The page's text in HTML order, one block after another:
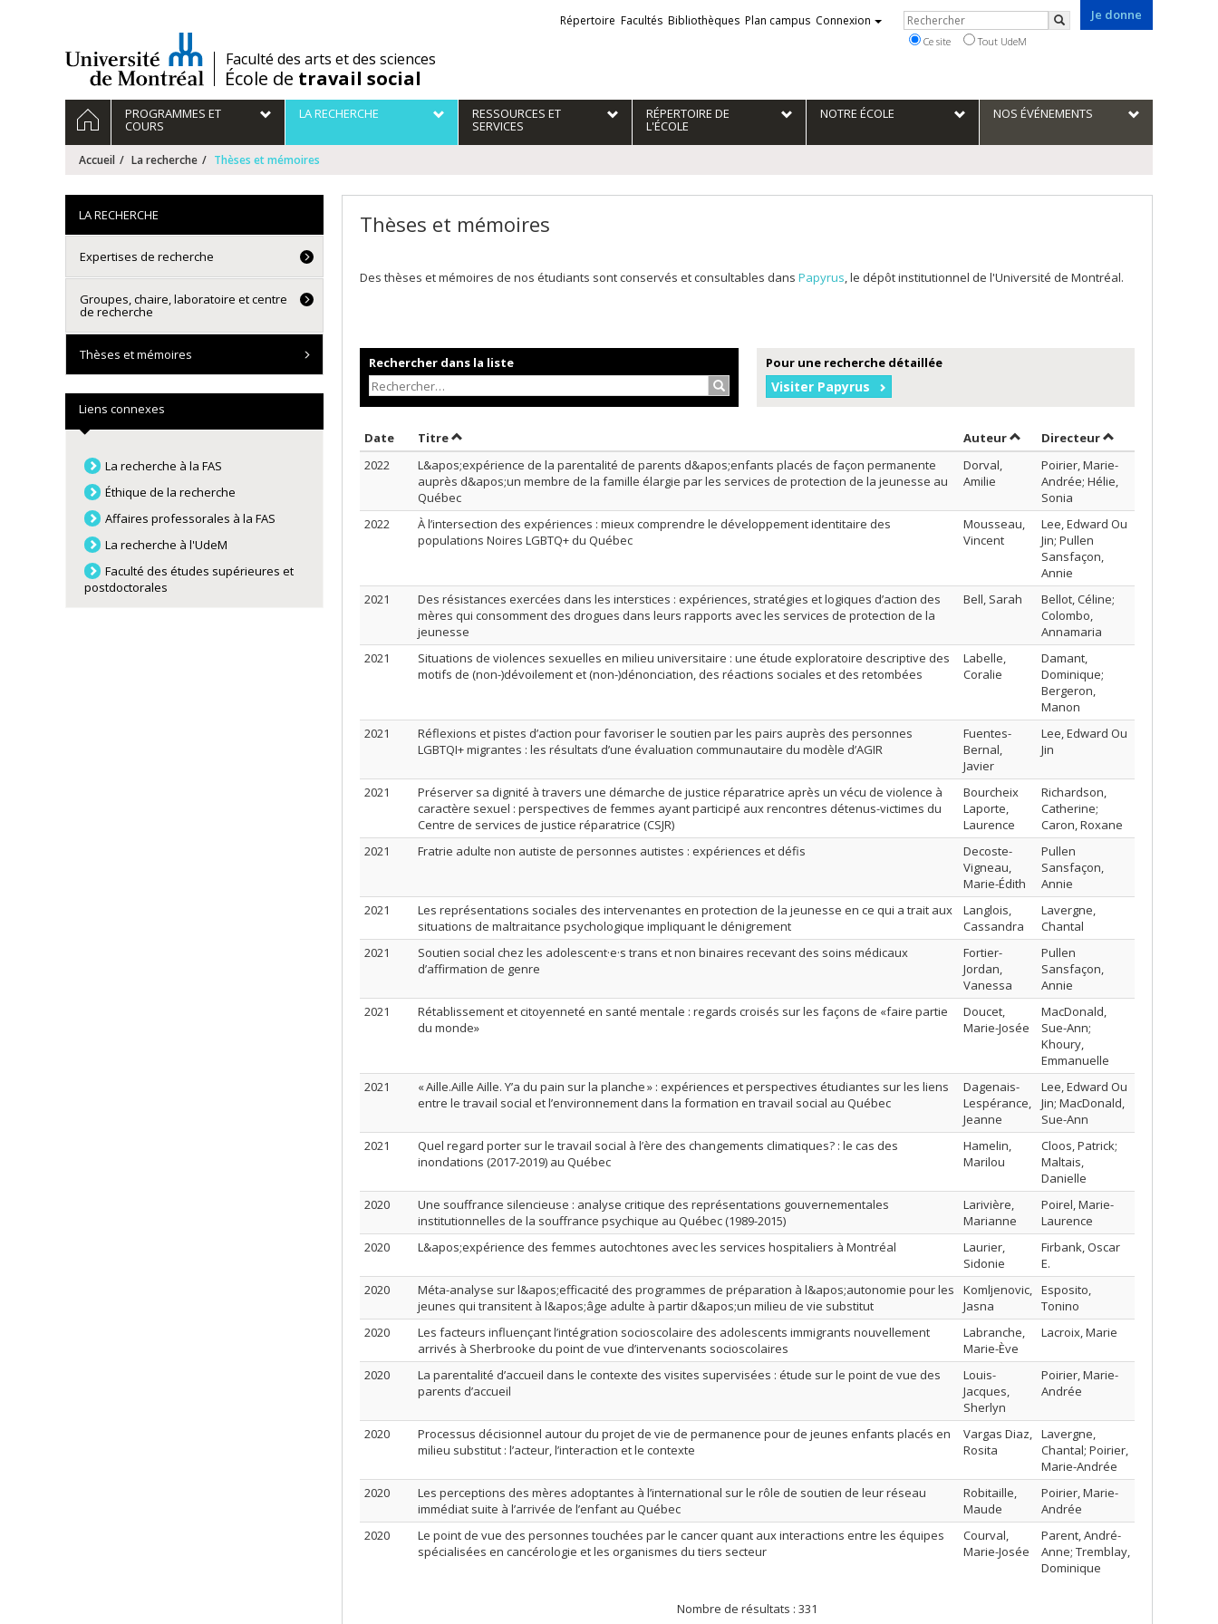
/Faculté des arts et des sciences
École de travail social
Je donne
Liens
externes
Répertoire Facultés Bibliothèques Plan campus Connexion Rechercher
Rechercher
Ce site Tout UdeM
Navigation
principale
ACCUEILPROGRAMMES ET
COURS
LA RECHERCHE RESSOURCES ET
SERVICES
RÉPERTOIRE DE
L'ÉCOLE
NOTRE ÉCOLE NOS ÉVÉNEMENTS
Accueil La recherche Thèses et mémoires
Thèses et mémoires
Des thèses et mémoires de nos étudiants sont conservés et consultables dans Papyrus, le dépôt institutionnel de l'Université de Montréal.
Rechercher dans la liste
Rechercher…
Pour une recherche détaillée
Visiter Papyrus
Date Trier par date en ordre croissant
TitreTrier par titre en ordre croissant AuteurTrier par auteur en ordre
Directeurpar contributeur
2022
L&apos;expérience de la parentalité de parents d&apos;enfants placés de façon permanente
auprès d&apos;un membre de la famille élargie par les services de protection de la jeunesse au
Québec
Dorval,
Amilie
Poirier, Marie-
Andrée; Hélie,
Sonia
2022
À l’intersection des expériences : mieux comprendre le développement identitaire des
populations Noires LGBTQ+ du Québec
Mousseau,
Vincent
Lee, Edward Ou
Jin; Pullen
Sansfaçon,
Annie
2021
Des résistances exercées dans les interstices : expériences, stratégies et logiques d’action des
mères qui consomment des drogues dans leurs rapports avec les services de protection de la
jeunesse
Bell, Sarah
Bellot, Céline;
Colombo,
Annamaria
2021
Situations de violences sexuelles en milieu universitaire : une étude exploratoire descriptive des
motifs de (non-)dévoilement et (non-)dénonciation, des réactions sociales et des retombées
Labelle,
Coralie
Damant,
Dominique;
Bergeron,
Manon
2021
Réflexions et pistes d’action pour favoriser le soutien par les pairs auprès des personnes
LGBTQI+ migrantes : les résultats d’une évaluation communautaire du modèle d’AGIR
Fuentes-
Bernal,
Javier
Lee, Edward Ou
Jin
2021
Préserver sa dignité à travers une démarche de justice réparatrice après un vécu de violence à
caractère sexuel : perspectives de femmes ayant participé aux rencontres détenus-victimes du
Centre de services de justice réparatrice (CSJR)
Bourcheix
Laporte,
Laurence
Richardson,
Catherine;
Caron, Roxane
2021
Fratrie adulte non autiste de personnes autistes : expériences et défis
Decoste-
Vigneau,
Marie-Édith
Pullen
Sansfaçon,
Annie
2021
Les représentations sociales des intervenantes en protection de la jeunesse en ce qui a trait aux
situations de maltraitance psychologique impliquant le dénigrement
Langlois,
Cassandra
Lavergne,
Chantal
2021
Soutien social chez les adolescent·e·s trans et non binaires recevant des soins médicaux
d’affirmation de genre
Fortier-
Jordan,
Vanessa
Pullen
Sansfaçon,
Annie
2021
Rétablissement et citoyenneté en santé mentale : regards croisés sur les façons de «faire partie
du monde»
Doucet,
Marie-Josée
MacDonald,
Sue-Ann;
Khoury,
Emmanuelle
2021
« Aille.Aille Aille. Y’a du pain sur la planche » : expériences et perspectives étudiantes sur les liens
entre le travail social et l’environnement dans la formation en travail social au Québec
Dagenais-
Lespérance,
Jeanne
Lee, Edward Ou
Jin; MacDonald,
Sue-Ann
2021
Quel regard porter sur le travail social à l’ère des changements climatiques? : le cas des
inondations (2017-2019) au Québec
Hamelin,
Marilou
Cloos, Patrick;
Maltais,
Danielle
2020
Une souffrance silencieuse : analyse critique des représentations gouvernementales
institutionnelles de la souffrance psychique au Québec (1989-2015)
Larivière,
Marianne
Poirel, Marie-
Laurence
2020
L&apos;expérience des femmes autochtones avec les services hospitaliers à Montréal
Laurier,
Sidonie
Firbank, Oscar
E.
2020
Méta-analyse sur l&apos;efficacité des programmes de préparation à l&apos;autonomie pour les
jeunes qui transitent à l&apos;âge adulte à partir d&apos;un milieu de vie substitut
Komljenovic,
Jasna
Esposito,
Tonino
2020
Les facteurs influençant l’intégration socioscolaire des adolescents immigrants nouvellement
arrivés à Sherbrooke du point de vue d’intervenants socioscolaires
Labranche,
Marie-Ève
Lacroix, Marie
2020
La parentalité d’accueil dans le contexte des visites supervisées : étude sur le point de vue des
parents d’accueil
Louis-
Jacques,
Sherlyn
Poirier, Marie-
Andrée
2020
Processus décisionnel autour du projet de vie de permanence pour de jeunes enfants placés en
milieu substitut : l’acteur, l’interaction et le contexte
Vargas Diaz,
Rosita
Lavergne,
Chantal; Poirier,
Marie-Andrée
2020
Les perceptions des mères adoptantes à l’international sur le rôle de soutien de leur réseau
immédiat suite à l’arrivée de l’enfant au Québec
Robitaille,
Maude
Poirier, Marie-
Andrée
2020
Le point de vue des personnes touchées par le cancer quant aux interactions entre les équipes
spécialisées en cancérologie et les organismes du tiers secteur
Courval,
Marie-Josée
Parent, André-
Anne; Tremblay,
Dominique
Nombre de résultats : 331
LA RECHERCHE
Expertises de recherche
Groupes, chaire, laboratoire et centre
de recherche
Thèses et mémoires
Liens connexes
La recherche à la FAS
Éthique de la recherche
Affaires professorales à la FAS
La recherche à l'UdeM
Faculté des études supérieures et
postdoctorales